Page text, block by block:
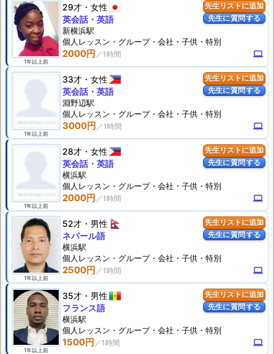
先生リストに追加
先生に質問する
1年以上前
29才 女性
2000円 computer
英会話・英語
新横浜駅
個人 レッスン ・グループ・会社・子供・特別
先生リストに追加
先生に質問する
1年以上前
33才 女性
3000円 computer
英会話・英語
淵野辺駅
個人 レッスン ・グループ・会社・子供・特別
先生リストに追加
先生に質問する
1年以上前
28才 女性
2000円 computer
英会話・英語
横浜駅
個人 レッスン ・グループ・会社・子供・特別
先生リストに追加
先生に質問する
1年以上前
52才 男性
2500円 computer
ネパール語
横浜駅
個人 レッスン ・グループ・会社・子供・特別
先生リストに追加
先生に質問する
1年以上前
35才 男性
1500円 computer
フランス語
横浜駅
個人 レッスン ・グループ・会社・子供・特別